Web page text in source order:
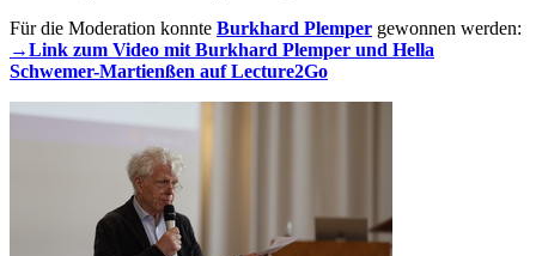
Für die Moderation konnte Burkhard Plemper gewonnen werden:
→Link zum Video mit Burkhard Plemper und Hella
Schwemer-Martienßen auf Lecture2Go